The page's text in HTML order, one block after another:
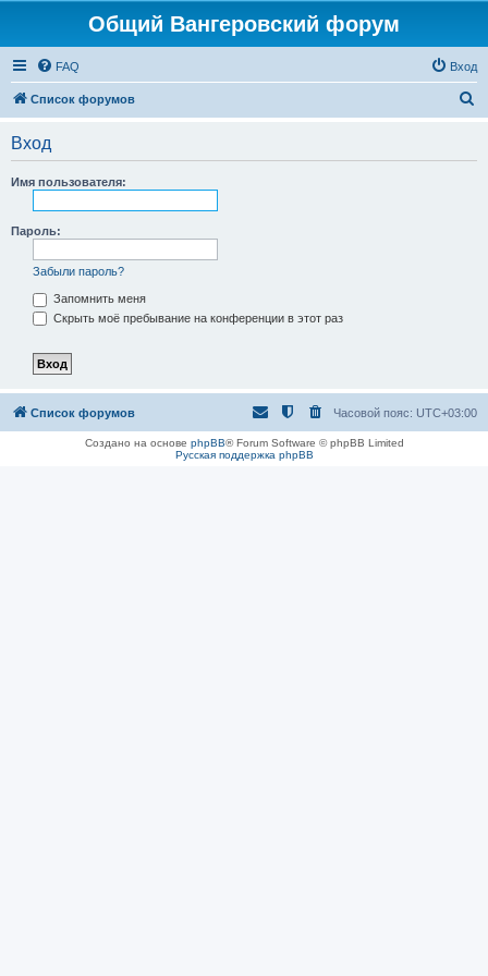
Общий Вангеровский форум
FAQ Вход
Список форумов
Вход
Имя пользователя:
Пароль:
Забыли пароль?
Запомнить меня
Скрыть моё пребывание на конференции в этот раз
Список форумов Часовой пояс: UTC+03:00
Создано на основе phpBB® Forum Software © phpBB Limited
Русская поддержка phpBB